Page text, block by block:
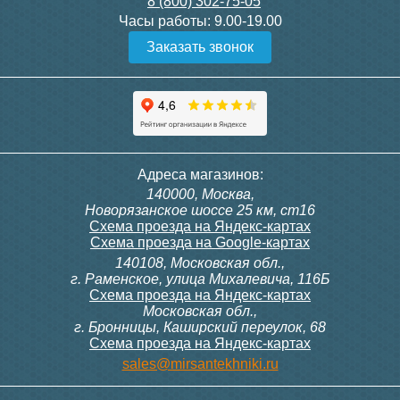
Конвектор ITT.080.200.1300
с решеткой GRILL.SGW-20-
Конвектор ITT.080.200.1000
с решеткой GRILL.SGW-20-
Конвектор ITT.080.200.1000
с решеткой GRILL.SGW-20-
Конвектор ITT.080.200.900 с
решеткой GRILL.SGA-20-
Подробнее Подробнее
3 950
11, 230В (механ.)
6 000
Часы работы: 9.00-19.00
Заказать звонок
Адреса магазинов:
140000, Москва,
Новорязанское шоссе 25 км, ст16
Схема проезда на Яндекс-картах
Схема проезда на Google-картах
140108, Московская обл.,
г. Раменское, улица Михалевича, 116Б
Схема проезда на Яндекс-картах
Московская обл.,
г. Бронницы, Каширский переулок, 68
Схема проезда на Яндекс-картах
sales@mirsantekhniki.ru